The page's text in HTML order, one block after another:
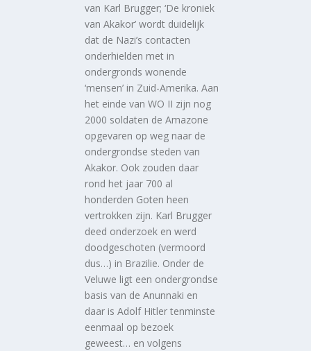
van Karl Brugger; ‘De kroniek
van Akakor’ wordt duidelijk
dat de Nazi’s contacten
onderhielden met in
ondergronds wonende
‘mensen’ in Zuid-Amerika. Aan
het einde van WO II zijn nog
2000 soldaten de Amazone
opgevaren op weg naar de
ondergrondse steden van
Akakor. Ook zouden daar
rond het jaar 700 al
honderden Goten heen
vertrokken zijn. Karl Brugger
deed onderzoek en werd
doodgeschoten (vermoord
dus…) in Brazilie. Onder de
Veluwe ligt een ondergrondse
basis van de Anunnaki en
daar is Adolf Hitler tenminste
eenmaal op bezoek
geweest… en volgens